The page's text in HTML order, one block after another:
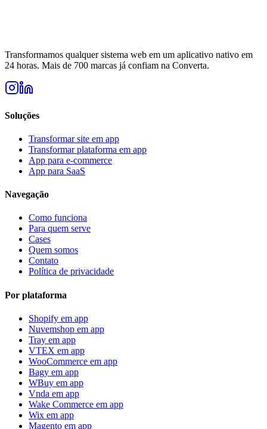
Transformamos qualquer sistema web em um aplicativo nativo em
24 horas. Mais de 700 marcas já confiam na Converta.
Soluções
Transformar site em app
Transformar plataforma em app
App para e-commerce
App para SaaS
Navegação
Como funciona
Para quem serve
Cases
Quem somos
Contato
Política de privacidade
Por plataforma
Shopify em app
Nuvemshop em app
Tray em app
VTEX em app
WooCommerce em app
Bagy em app
WBuy em app
Vnda em app
Wake Commerce em app
Wix em app
Magento em app